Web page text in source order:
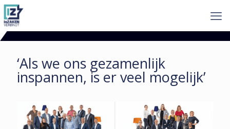
‘Als we ons gezamenlijk
inspannen, is er veel mogelijk’